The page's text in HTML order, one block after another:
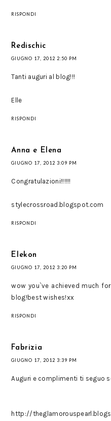
RISPONDI
Redischic
GIUGNO 17, 2012 2:50 PM
Tanti auguri al blog!!!
Elle
RISPONDI
Anna e Elena
GIUGNO 17, 2012 3:09 PM
Congratulazioni!!!!!!
stylecrossroad.blogspot.com
RISPONDI
Elekon
GIUGNO 17, 2012 3:20 PM
wow you`ve achieved much
blog!best wishes!xx
RISPONDI
Fabrizia
GIUGNO 17, 2012 3:39 PM
Auguri e complimenti ti seguo
http://